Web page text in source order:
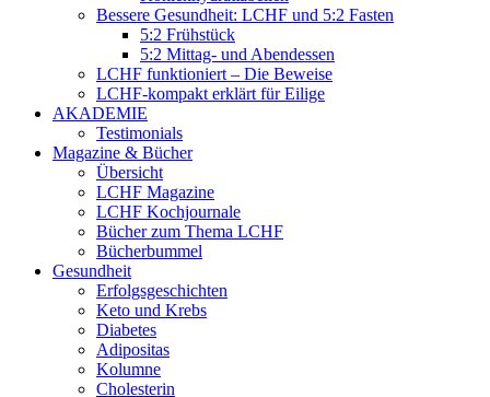
Bessere Gesundheit: LCHF und 5:2 Fasten
5:2 Frühstück
5:2 Mittag- und Abendessen
LCHF funktioniert – Die Beweise
LCHF-kompakt erklärt für Eilige
AKADEMIE
Testimonials
Magazine & Bücher
Übersicht
LCHF Magazine
LCHF Kochjournale
Bücher zum Thema LCHF
Bücherbummel
Gesundheit
Erfolgsgeschichten
Keto und Krebs
Diabetes
Adipositas
Kolumne
Cholesterin